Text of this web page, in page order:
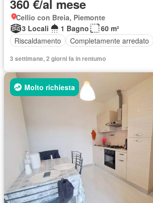
360 €/al mese
Cellio con Breia, Piemonte
3 Locali
1 Bagno
60 m²
Riscaldamento
Completamente arredato
3 settimane, 2 giorni fa in rentumo
Molto richiesta